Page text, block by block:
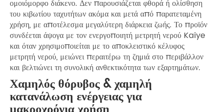
ομοιόμορφο διάκενο. Δεν παρουσιάζεται φθορά ή ολίσθηση
του κιβωτίου ταχυτήτων ακόμα και μετά από παρατεταμένη
χρήση, με αποτέλεσμα μεγαλύτερη διάρκεια ζωής. Το προϊόν
συνδέεται άψογα με τον ενεργοποιητή μετρητή νερού Kaiye
και όταν χρησιμοποιείται με το αποκλειστικό κέλυφος
μετρητή νερού, μειώνει περαιτέρω τη ζημιά στο περιβάλλον
και βελτιώνει τη συνολική ανθεκτικότητα των εξαρτημάτων.
Χαμηλός θόρυβος & χαμηλή
κατανάλωση ενέργειας για